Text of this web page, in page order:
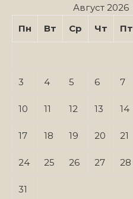
Август 2026
Пн
Вт Ср Чт Пт
3 4 5 6 7
10 11 12 13 14
17 18 19 20 21
24 25 26 27 28
31